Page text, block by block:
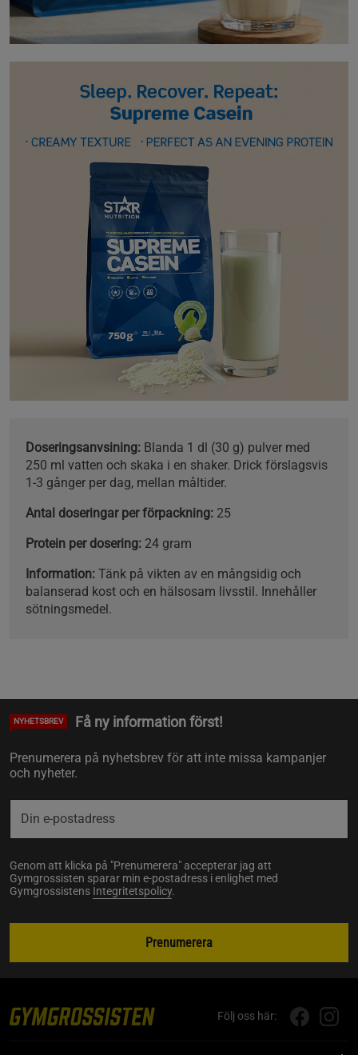
Doseringsanvsining: Blanda 1 dl (30 g) pulver med
250 ml vatten och skaka i en shaker. Drick förslagsvis
1-3 gånger per dag, mellan måltider.
Antal doseringar per förpackning: 25
Protein per dosering: 24 gram
Information: Tänk på vikten av en mångsidig och
balanserad kost och en hälsosam livsstil. Innehåller
sötningsmedel.
NYHETSBREV Få ny information först!
Prenumerera på nyhetsbrev för att inte missa kampanjer
och nyheter.
Genom att klicka på "Prenumerera" accepterar jag att
Gymgrossisten sparar min e-postadress i enlighet med
Gymgrossistens Integritetspolicy.
Prenumerera
Följ oss här: